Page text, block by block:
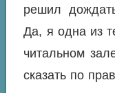
решил
Да, я одна из
читальном
сказать по